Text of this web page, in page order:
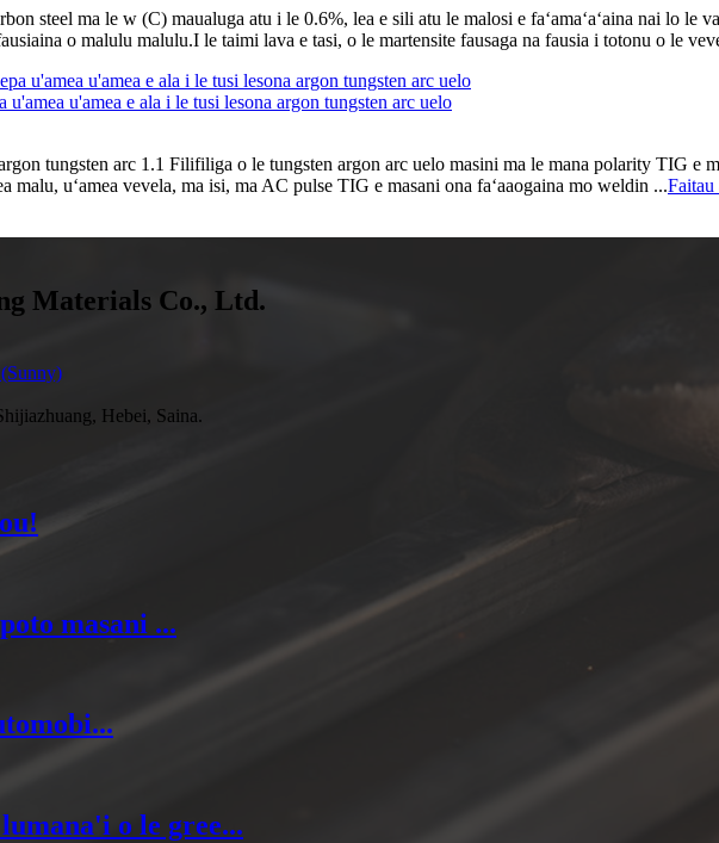
steel ma le w (C) maualuga atu i le 0.6%, lea e sili atu le malosi e faʻamaʻaʻaina nai lo le
o malulu malulu.I le taimi lava e tasi, o le martensite fausaga na fausia i totonu o le
u'amea e ala i le tusi lesona argon tungsten arc uelo
tungsten arc 1.1 Filifiliga o le tungsten argon arc uelo masini ma le mana polarity TIG
malu, uʻamea vevela, ma isi, ma AC pulse TIG e masani ona faʻaaogaina mo weldin ...Faitau
Materials Co., Ltd.
Hebei, Saina.
masani ...
o le gree...